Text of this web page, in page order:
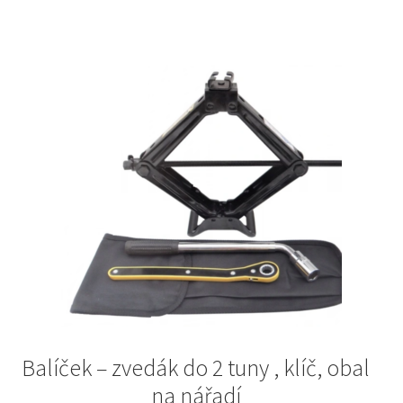
Balíček – zvedák do 2 tuny , klíč, obal
na nářadí